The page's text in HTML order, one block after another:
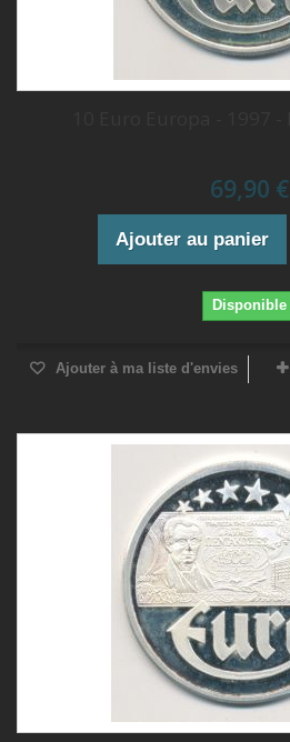
69,90 €
Ajouter au panier
Disponible
Ajouter à ma liste d'envies